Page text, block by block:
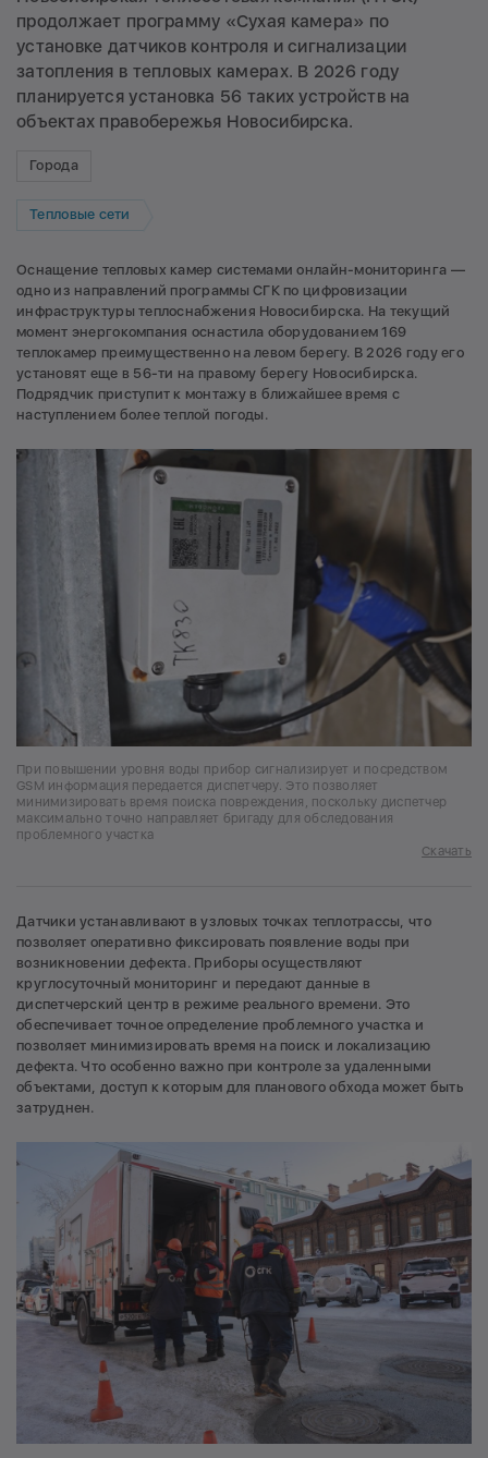
продолжает программу «Сухая камера» по
установке датчиков контроля и сигнализации
затопления в тепловых камерах. В 2026 году
планируется установка 56 таких устройств на
объектах правобережья Новосибирска.
Города
Тепловые сети
Оснащение тепловых камер системами онлайн-мониторинга —
одно из направлений программы СГК по цифровизации
инфраструктуры теплоснабжения Новосибирска. На текущий
момент энергокомпания оснастила оборудованием 169
теплокамер преимущественно на левом берегу. В 2026 году его
установят еще в 56-ти на правому берегу Новосибирска.
Подрядчик приступит к монтажу в ближайшее время с
наступлением более теплой погоды.
При повышении уровня воды прибор сигнализирует и посредством
GSM информация передается диспетчеру. Это позволяет
минимизировать время поиска повреждения, поскольку диспетчер
максимально точно направляет бригаду для обследования
проблемного участка
Скачать
Датчики устанавливают в узловых точках теплотрассы, что
позволяет оперативно фиксировать появление воды при
возникновении дефекта. Приборы осуществляют
круглосуточный мониторинг и передают данные в
диспетчерский центр в режиме реального времени. Это
обеспечивает точное определение проблемного участка и
позволяет минимизировать время на поиск и локализацию
дефекта. Что особенно важно при контроле за удаленными
объектами, доступ к которым для планового обхода может быть
затруднен.